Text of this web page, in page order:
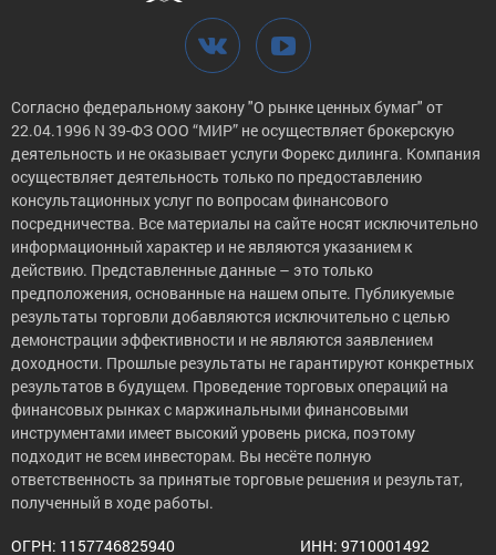
Согласно федеральному закону "О рынке ценных бумаг" от
22.04.1996 N 39-ФЗ ООО “МИР” не осуществляет брокерскую
деятельность и не оказывает услуги Форекс дилинга. Компания
осуществляет деятельность только по предоставлению
консультационных услуг по вопросам финансового
посредничества. Все материалы на сайте носят исключительно
информационный характер и не являются указанием к
действию. Представленные данные – это только
предположения, основанные на нашем опыте. Публикуемые
результаты торговли добавляются исключительно с целью
демонстрации эффективности и не являются заявлением
доходности. Прошлые результаты не гарантируют конкретных
результатов в будущем. Проведение торговых операций на
финансовых рынках с маржинальными финансовыми
инструментами имеет высокий уровень риска, поэтому
подходит не всем инвесторам. Вы несёте полную
ответственность за принятые торговые решения и результат,
полученный в ходе работы.
ОГРН: 1157746825940 ИНН: 9710001492